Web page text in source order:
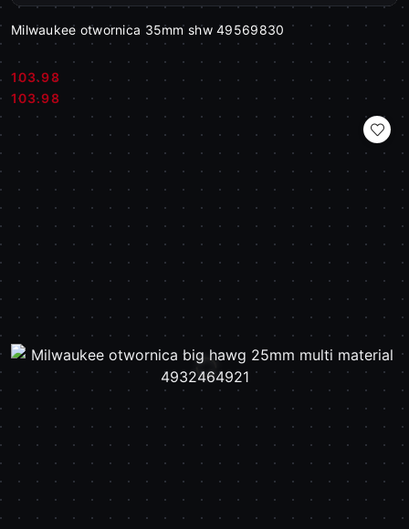
Milwaukee otwornica 35mm shw 49569830
Cena:
103.98
Cena:
103.98